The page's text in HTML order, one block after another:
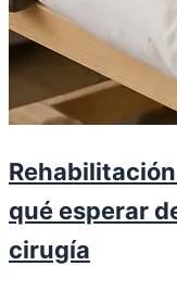
qué esperar
cirugía